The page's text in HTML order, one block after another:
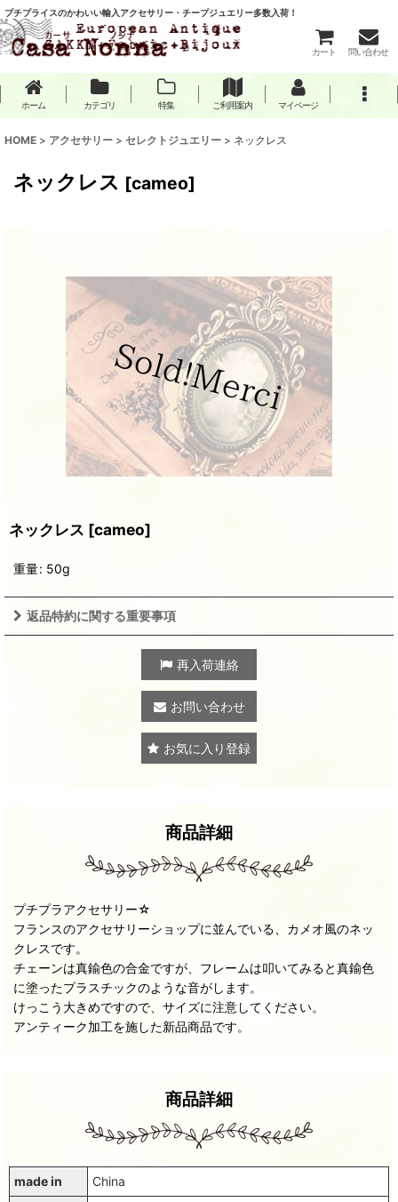
プチプライスのかわいい輸入アクセサリー・チープジュエリー多数入荷！
カート 問い合わせ
ホーム カテゴリ 特集 ご利用案内 マイページ
HOME > アクセサリー > セレクトジュエリー > ネックレス
ネックレス [cameo]
ネックレス [cameo]
重量: 50g
返品特約に関する重要事項
再入荷連絡
お問い合わせ
お気に入り登録
商品詳細
プチプラアクセサリー☆
フランスのアクセサリーショップに並んでいる、カメオ風のネッ
クレスです。
チェーンは真鍮色の合金ですが、フレームは叩いてみると真鍮色
に塗ったプラスチックのような音がします。
けっこう大きめですので、サイズに注意してください。
アンティーク加工を施した新品商品です。
商品詳細
made in China